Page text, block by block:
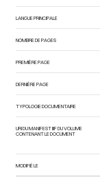
LANGUE PRINCIPALE
NOMBRE DE PAGES
PREMIÈRE PAGE
DERNIÈRE PAGE
TYPOLOGIE DOCUMENTAIRE
URI DU MANIFEST IIIF DU VOLUME
CONTENANT LE DOCUMENT
MODIFIÉ LE